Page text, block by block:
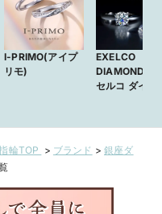
I-PRIMO(アイプ
リモ)
EXELCO
DIAMOND (
セルコ ダイヤ
輪TOP > ブランド >銀座ダ